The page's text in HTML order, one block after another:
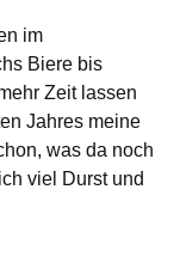
im
Biere bis
Zeit lassen
Jahres meine
was da noch
viel Durst und